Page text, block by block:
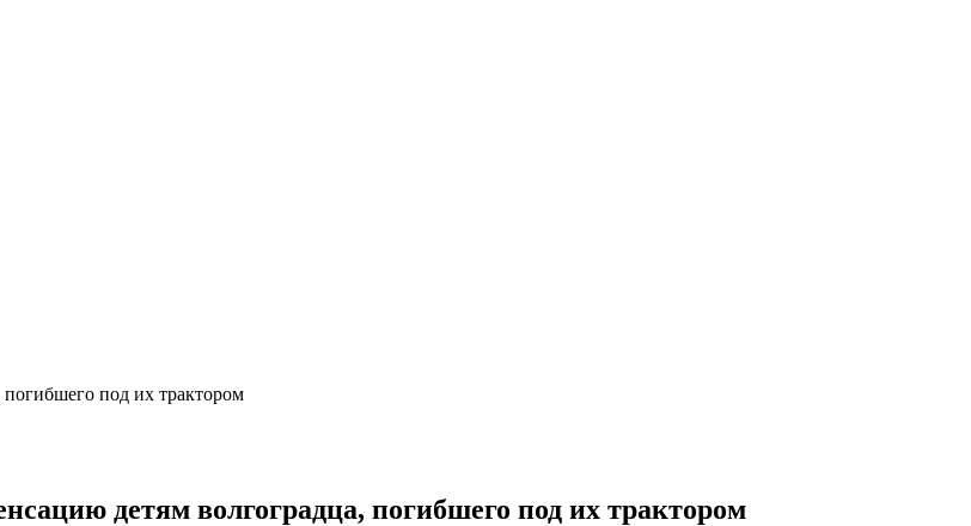
под их трактором
детям волгоградца, погибшего под их трактором